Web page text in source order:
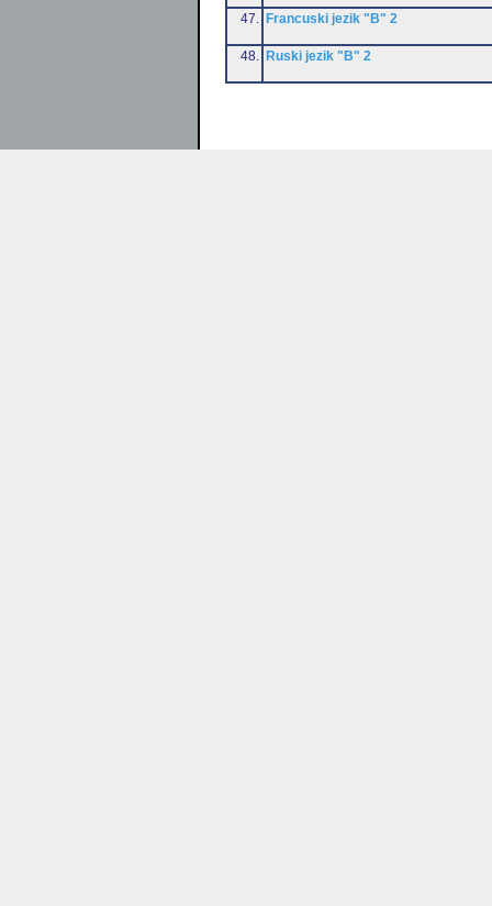
47. Francuski jezik "B" 2
48. Ruski jezik "B" 2